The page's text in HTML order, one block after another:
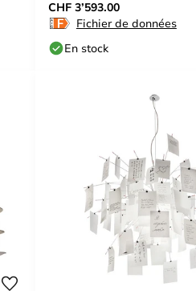
Cole
CHF 3’593.00
Fichier de données
En stock